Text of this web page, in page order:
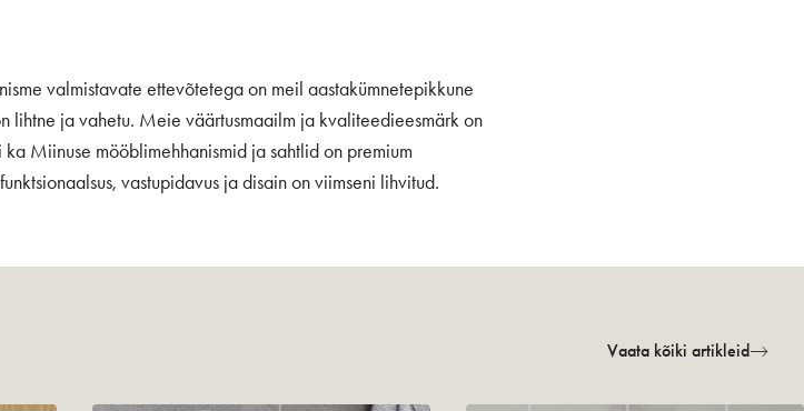
valmistavate ettevõtetega on meil aastakümnetepikkune
lihtne ja vahetu. Meie väärtusmaailm ja kvaliteedieesmärk on
Miinuse mööblimehhanismid ja sahtlid on premium
vastupidavus ja disain on viimseni lihvitud.
Vaata kõiki artikleid